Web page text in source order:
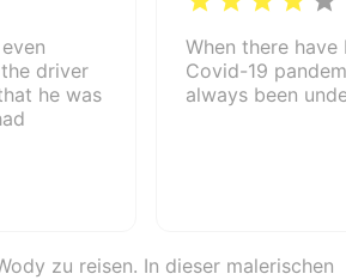
driver
he was
When there
Covid-19
always been
zu reisen. In dieser malerischen